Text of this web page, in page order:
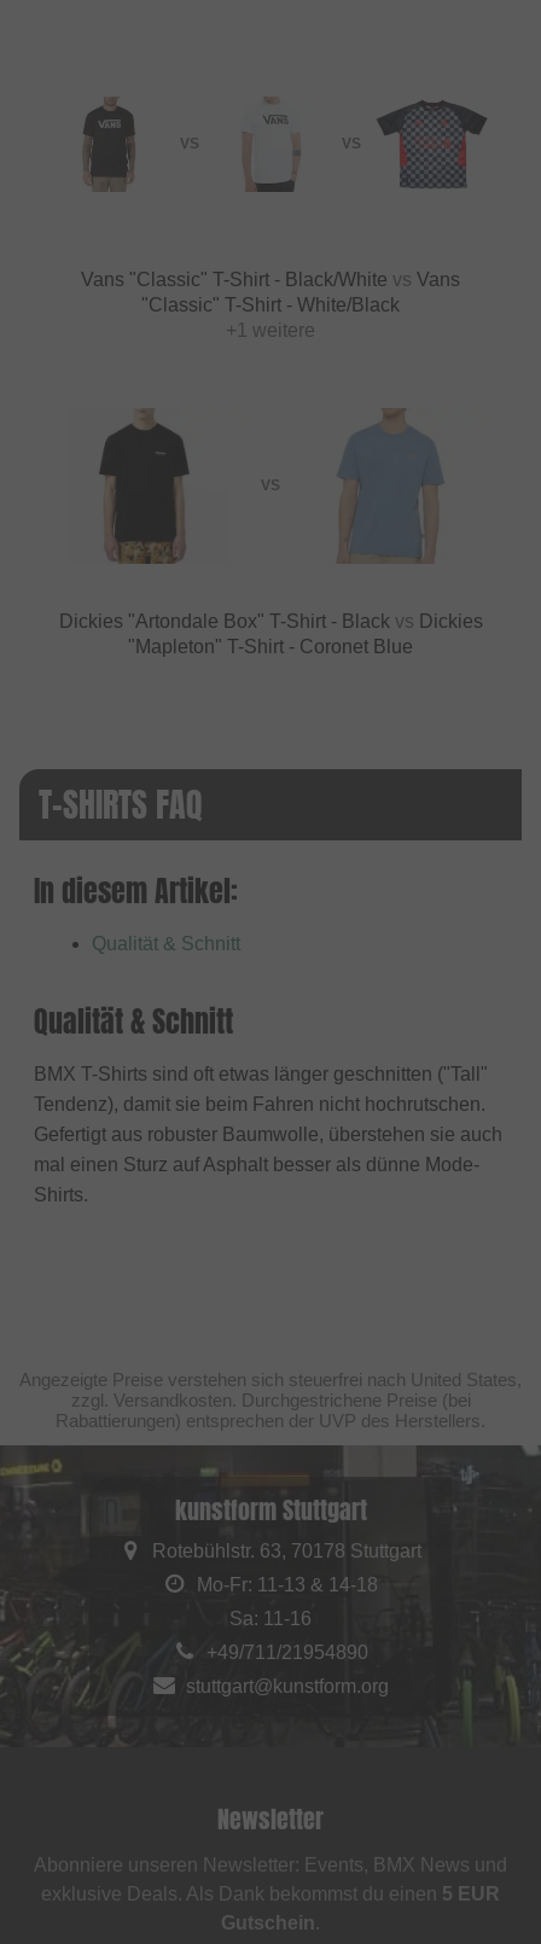
VS VS
Vans "Classic" T-Shirt - Black/White vs Vans
"Classic" T-Shirt - White/Black
+1 weitere
VS
Dickies "Artondale Box" T-Shirt - Black vs Dickies
"Mapleton" T-Shirt - Coronet Blue
T-SHIRTS FAQ
In diesem Artikel:
Qualität & Schnitt
Qualität & Schnitt
BMX T-Shirts sind oft etwas länger geschnitten ("Tall"
Tendenz), damit sie beim Fahren nicht hochrutschen.
Gefertigt aus robuster Baumwolle, überstehen sie auch
mal einen Sturz auf Asphalt besser als dünne Mode-
Shirts.
Angezeigte Preise verstehen sich steuerfrei nach United States,
zzgl. Versandkosten. Durchgestrichene Preise (bei
Rabattierungen) entsprechen der UVP des Herstellers.
kunstform Stuttgart
Rotebühlstr. 63, 70178 Stuttgart
Mo-Fr: 11-13 & 14-18
Sa: 11-16
+49/711/21954890
stuttgart@kunstform.org
Newsletter
Abonniere unseren Newsletter: Events, BMX News und
exklusive Deals. Als Dank bekommst du einen 5 EUR
Gutschein.